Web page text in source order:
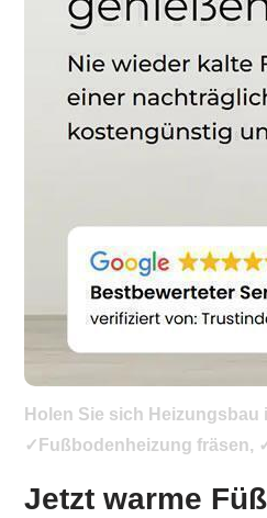
Holen Sie sich
✓Fußbodenheizung fräsen,
Jetzt warme